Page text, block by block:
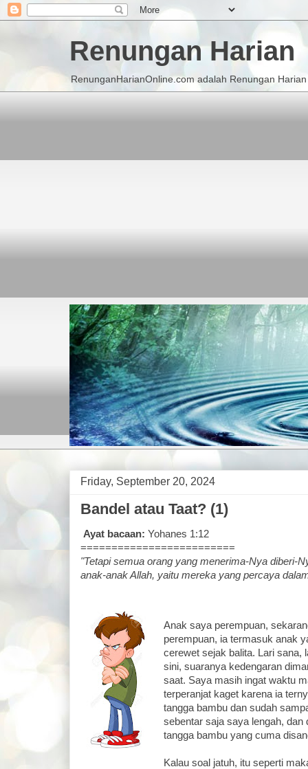
Renungan Harian
RenunganHarianOnline.com adalah Renungan
Friday, September 20, 2024
Bandel atau Taat? (1)
Ayat bacaan: Yohanes 1:12
=========================
"Tetapi semua orang yang menerima-Nya diberi-
anak-anak Allah, yaitu mereka yang percaya
Anak saya perempuan,
perempuan, ia termasuk anak
cerewet sejak balita. Lari sana,
sini, suaranya kedengaran
saat. Saya masih ingat waktu
terperanjat kaget karena ia
tangga bambu dan sudah
sebentar saja saya lengah, dan
tangga bambu yang cuma
Kalau soal jatuh, itu seperti